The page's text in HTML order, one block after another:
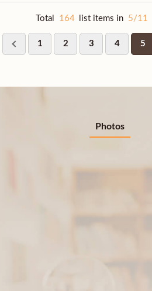
Total 164 list items in 5/11
1 2 3 4 5
Photos